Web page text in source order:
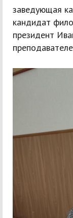
заведующая
кандидат
президент